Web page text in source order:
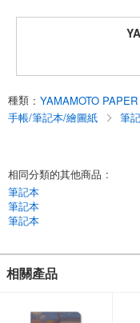
還可以與鋼筆和蘸水筆兼
[世界博物館之旅--與RO-
[讓我們去進行一次有趣的
English
種類 : YAMAMOTO PAPER
手帳/筆記本/繪圖紙
筆
相同分類的其他商品 :
筆記本
筆記本
筆記本
相關產品